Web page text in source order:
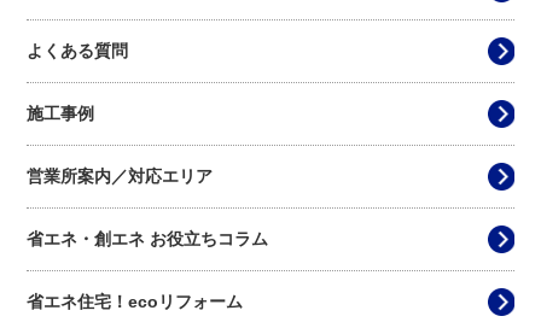
よくある質問
施工事例
営業所案内／対応エリア
省エネ・創エネ お役立ちコラム
省エネ住宅！ecoリフォーム